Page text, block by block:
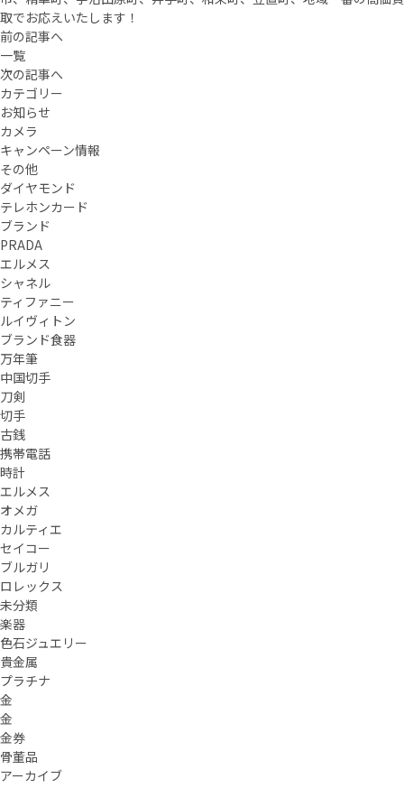
取でお応えいたします！
前の記事へ
一覧
次の記事へ
カテゴリー
お知らせ
カメラ
キャンペーン情報
その他
ダイヤモンド
テレホンカード
ブランド
PRADA
エルメス
シャネル
ティファニー
ルイヴィトン
ブランド食器
万年筆
中国切手
刀剣
切手
古銭
携帯電話
時計
エルメス
オメガ
カルティエ
セイコー
ブルガリ
ロレックス
未分類
楽器
色石ジュエリー
貴金属
プラチナ
金
金
金券
骨董品
アーカイブ